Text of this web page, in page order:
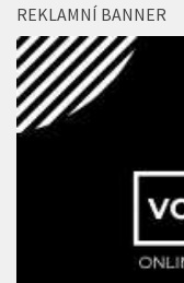
REKLAMNÍ BANNER